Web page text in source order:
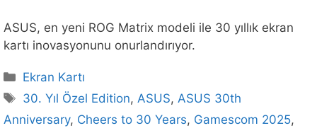
ASUS, en yeni ROG Matrix modeli ile 30 yıllık ekran
kartı inovasyonunu onurlandırıyor.
Kategoriler
Ekran Kartı
Etiketler
30. Yıl Özel Edition,ASUS,ASUS 30th
Anniversary, Cheers to 30 Years, Gamescom 2025,